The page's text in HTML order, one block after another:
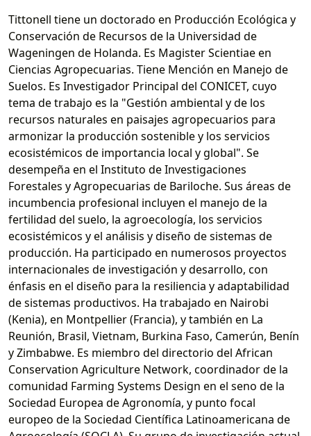
Tittonell tiene un doctorado en Producción Ecológica y
Conservación de Recursos de la Universidad de
Wageningen de Holanda. Es Magister Scientiae en
Ciencias Agropecuarias. Tiene Mención en Manejo de
Suelos. Es Investigador Principal del CONICET, cuyo
tema de trabajo es la "Gestión ambiental y de los
recursos naturales en paisajes agropecuarios para
armonizar la producción sostenible y los servicios
ecosistémicos de importancia local y global". Se
desempeña en el Instituto de Investigaciones
Forestales y Agropecuarias de Bariloche. Sus áreas de
incumbencia profesional incluyen el manejo de la
fertilidad del suelo, la agroecología, los servicios
ecosistémicos y el análisis y diseño de sistemas de
producción. Ha participado en numerosos proyectos
internacionales de investigación y desarrollo, con
énfasis en el diseño para la resiliencia y adaptabilidad
de sistemas productivos. Ha trabajado en Nairobi
(Kenia), en Montpellier (Francia), y también en La
Reunión, Brasil, Vietnam, Burkina Faso, Camerún, Benín
y Zimbabwe. Es miembro del directorio del African
Conservation Agriculture Network, coordinador de la
comunidad Farming Systems Design en el seno de la
Sociedad Europea de Agronomía, y punto focal
europeo de la Sociedad Científica Latinoamericana de